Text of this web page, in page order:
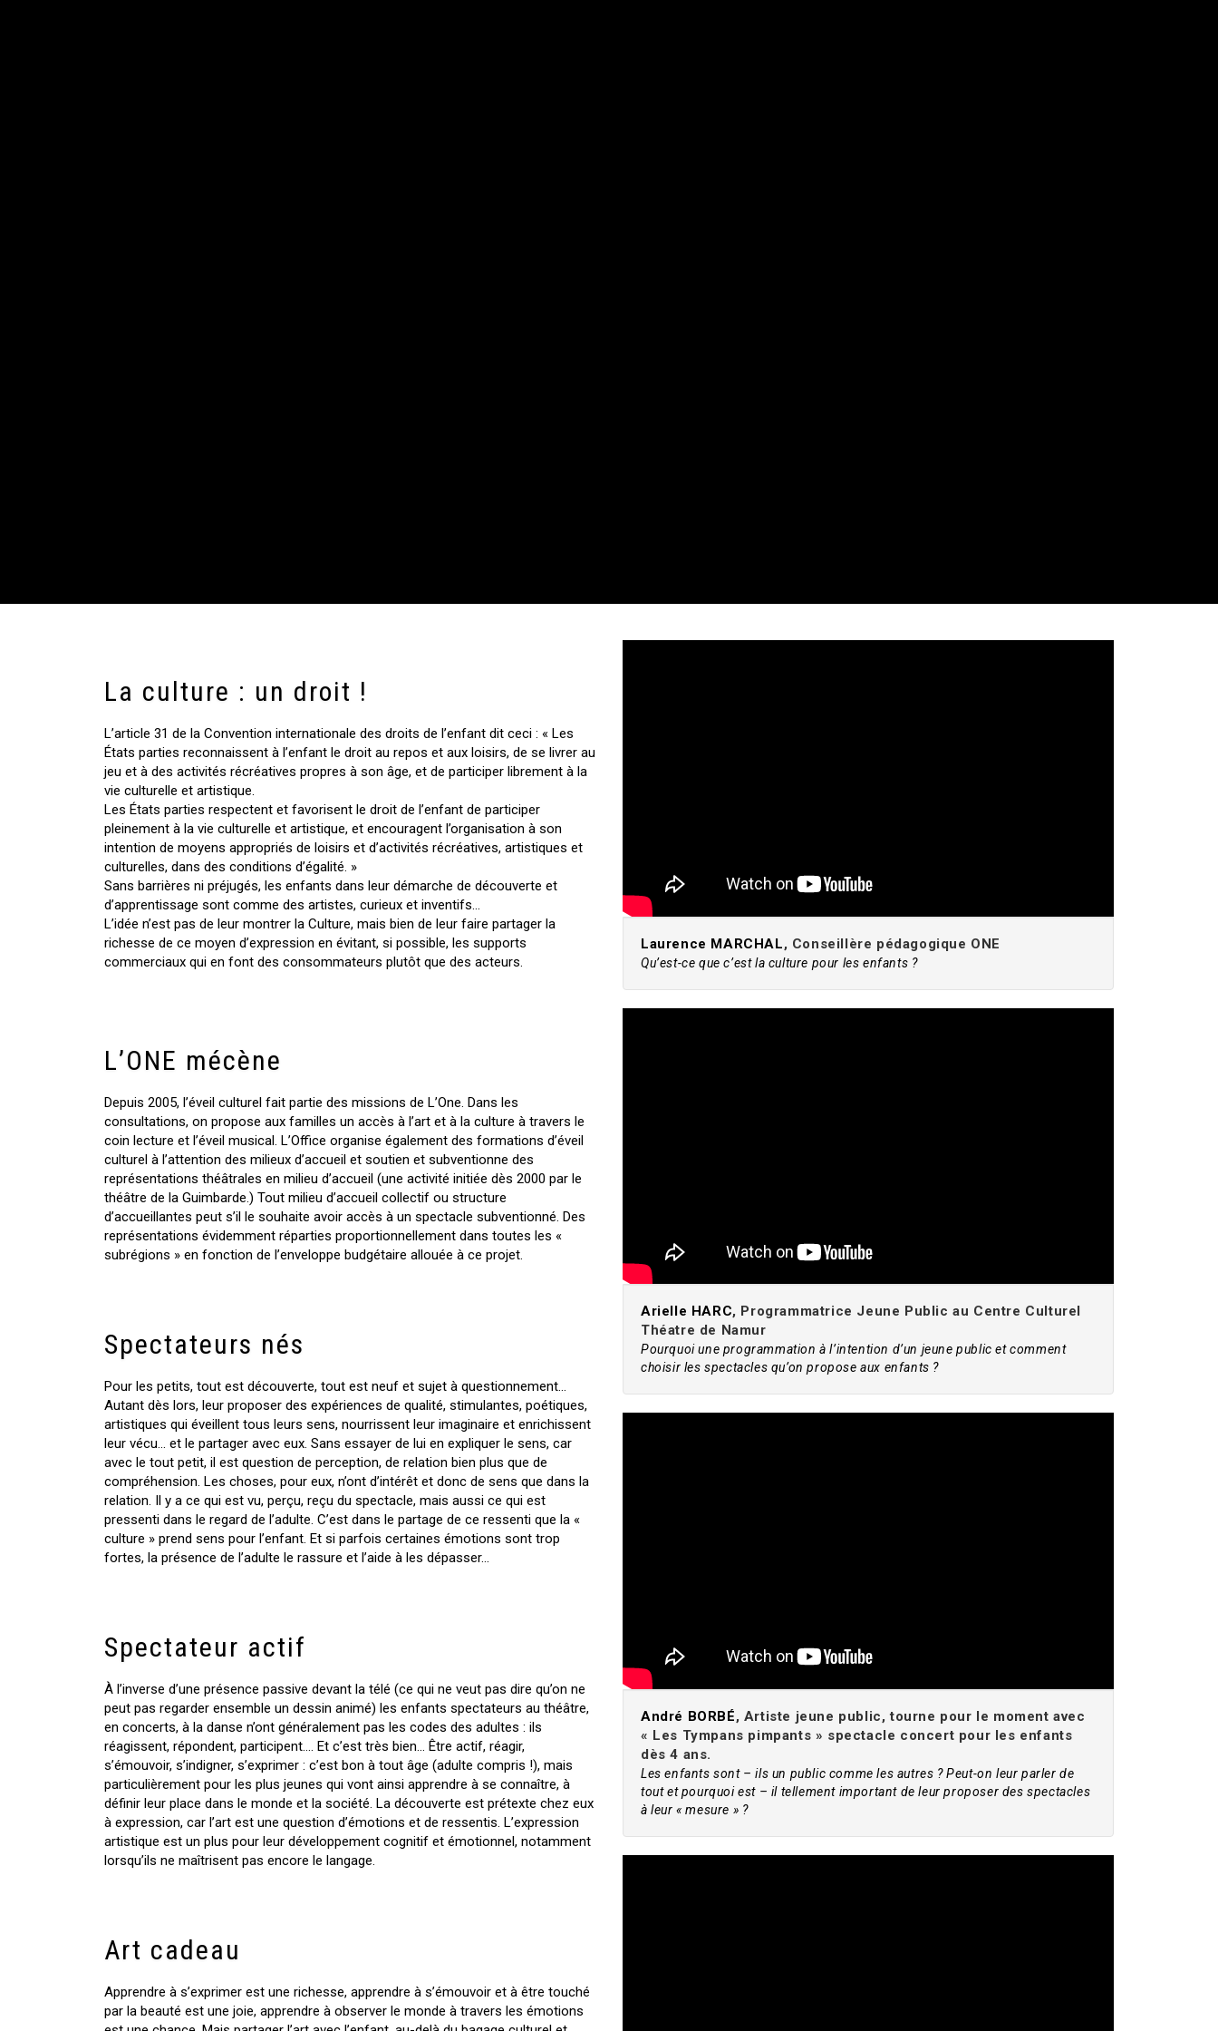
La culture : un droit !
L’article 31 de la Convention internationale des droits de l’enfant dit ceci : « Les
États parties reconnaissent à l’enfant le droit au repos et aux loisirs, de se livrer au
jeu et à des activités récréatives propres à son âge, et de participer librement à la
vie culturelle et artistique.
Les États parties respectent et favorisent le droit de l’enfant de participer
pleinement à la vie culturelle et artistique, et encouragent l’organisation à son
intention de moyens appropriés de loisirs et d’activités récréatives, artistiques et
culturelles, dans des conditions d’égalité. »
Sans barrières ni préjugés, les enfants dans leur démarche de découverte et
d’apprentissage sont comme des artistes, curieux et inventifs…
L’idée n’est pas de leur montrer la Culture, mais bien de leur faire partager la
richesse de ce moyen d’expression en évitant, si possible, les supports
commerciaux qui en font des consommateurs plutôt que des acteurs.
L’ONE mécène
Depuis 2005, l’éveil culturel fait partie des missions de L’One. Dans les
consultations, on propose aux familles un accès à l’art et à la culture à travers le
coin lecture et l’éveil musical. L’Office organise également des formations d’éveil
culturel à l’attention des milieux d’accueil et soutien et subventionne des
représentations théâtrales en milieu d’accueil (une activité initiée dès 2000 par le
théâtre de la Guimbarde.) Tout milieu d’accueil collectif ou structure
d’accueillantes peut s’il le souhaite avoir accès à un spectacle subventionné. Des
représentations évidemment réparties proportionnellement dans toutes les «
subrégions » en fonction de l’enveloppe budgétaire allouée à ce projet.
Spectateurs nés
Pour les petits, tout est découverte, tout est neuf et sujet à questionnement…
Autant dès lors, leur proposer des expériences de qualité, stimulantes, poétiques,
artistiques qui éveillent tous leurs sens, nourrissent leur imaginaire et enrichissent
leur vécu… et le partager avec eux. Sans essayer de lui en expliquer le sens, car
avec le tout petit, il est question de perception, de relation bien plus que de
compréhension. Les choses, pour eux, n’ont d’intérêt et donc de sens que dans la
relation. Il y a ce qui est vu, perçu, reçu du spectacle, mais aussi ce qui est
pressenti dans le regard de l’adulte. C’est dans le partage de ce ressenti que la «
culture » prend sens pour l’enfant. Et si parfois certaines émotions sont trop
fortes, la présence de l’adulte le rassure et l’aide à les dépasser…
Spectateur actif
À l’inverse d’une présence passive devant la télé (ce qui ne veut pas dire qu’on ne
peut pas regarder ensemble un dessin animé) les enfants spectateurs au théâtre,
en concerts, à la danse n’ont généralement pas les codes des adultes : ils
réagissent, répondent, participent…. Et c’est très bien… Être actif, réagir,
s’émouvoir, s’indigner, s’exprimer : c’est bon à tout âge (adulte compris !), mais
particulièrement pour les plus jeunes qui vont ainsi apprendre à se connaître, à
définir leur place dans le monde et la société. La découverte est prétexte chez eux
à expression, car l’art est une question d’émotions et de ressentis. L’expression
artistique est un plus pour leur développement cognitif et émotionnel, notamment
lorsqu’ils ne maîtrisent pas encore le langage.
Art cadeau
Apprendre à s’exprimer est une richesse, apprendre à s’émouvoir et à être touché
par la beauté est une joie, apprendre à observer le monde à travers les émotions
Laurence MARCHAL, Conseillère pédagogique ONE
Qu’est-ce que c’est la culture pour les enfants ?
Arielle HARC, Programmatrice Jeune Public au Centre Culturel
Théatre de Namur
Pourquoi une programmation à l’intention d’un jeune public et comment
choisir les spectacles qu’on propose aux enfants ?
André BORBÉ, Artiste jeune public, tourne pour le moment avec
« Les Tympans pimpants » spectacle concert pour les enfants
dès 4 ans.
Les enfants sont – ils un public comme les autres ? Peut-on leur parler de
tout et pourquoi est – il tellement important de leur proposer des spectacles
à leur « mesure » ?